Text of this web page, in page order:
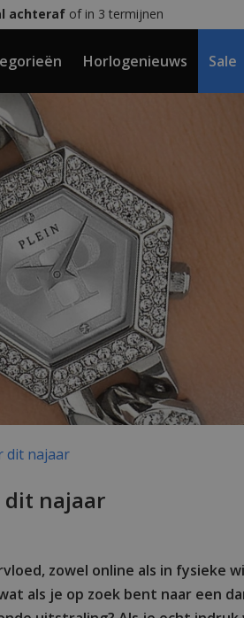
achterafof in 3 termijnen
Horlogenieuws Sale
dit najaar
dit najaar
zowel online als in fysieke
als je op zoek bent naar een